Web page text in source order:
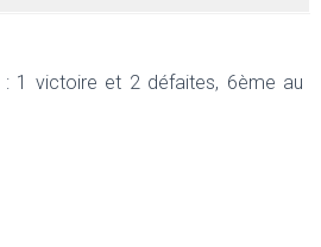
: 1 victoire et 2 défaites, 6ème au